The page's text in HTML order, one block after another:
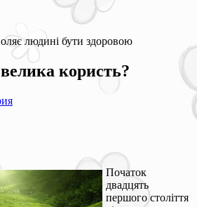
людині бути здоровою
користь?
Початок
двадцять
першого століття